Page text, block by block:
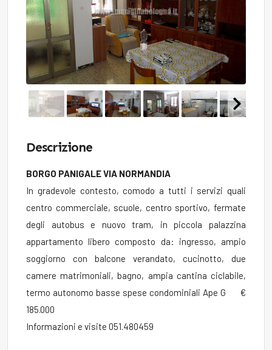
Descrizione
BORGO PANIGALE VIA NORMANDIA
In gradevole contesto, comodo a tutti i servizi quali
centro commerciale, scuole, centro sportivo, fermate
degli autobus e nuovo tram, in piccola palazzina
appartamento libero composto da: ingresso, ampio
soggiorno con balcone verandato, cucinotto, due
camere matrimoniali, bagno, ampia cantina ciclabile,
termo autonomo basse spese condominiali Ape G €
185.000
Informazioni e visite 051.480459